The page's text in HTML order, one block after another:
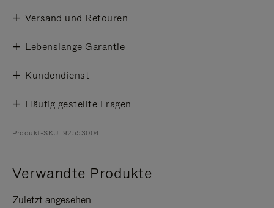
Versand und Retouren
Lebenslange Garantie
Kundendienst
Häufig gestellte Fragen
Produkt-SKU: 92553004
Verwandte Produkte
Zuletzt angesehen